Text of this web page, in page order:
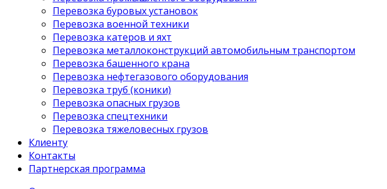
Перевозка буровых установок
Перевозка военной техники
Перевозка катеров и яхт
Перевозка металлоконструкций автомобильным транспортом
Перевозка башенного крана
Перевозка нефтегазового оборудования
Перевозка труб (коники)
Перевозка опасных грузов
Перевозка спецтехники
Перевозка тяжеловесных грузов
Клиенту
Контакты
Партнерская программа